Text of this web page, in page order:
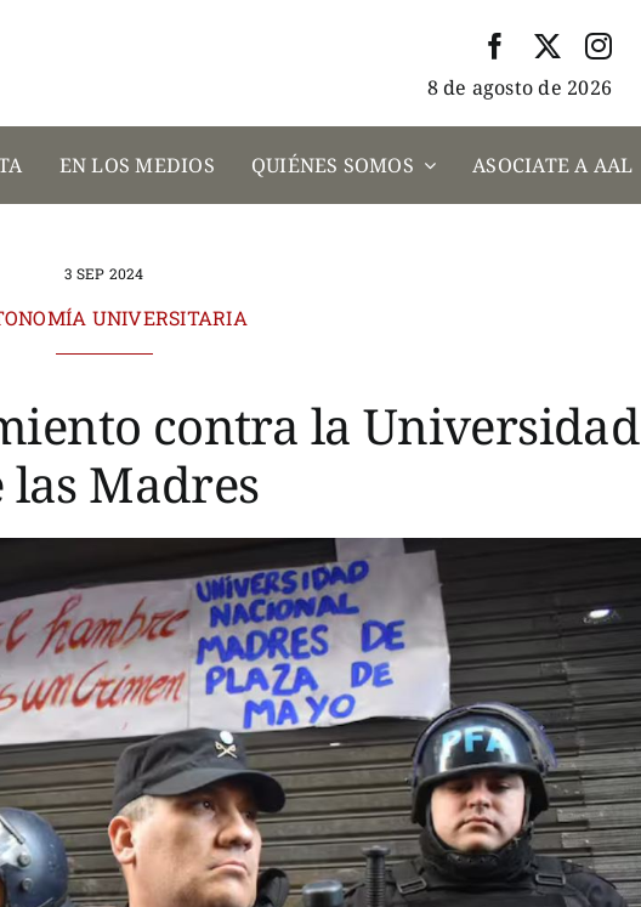
8 de agosto de 2026
EN LOS MEDIOS QUIÉNES SOMOS ASOCIATE A AAL
3 SEP 2024
UNIVERSITARIA
contra la Universidad
las Madres